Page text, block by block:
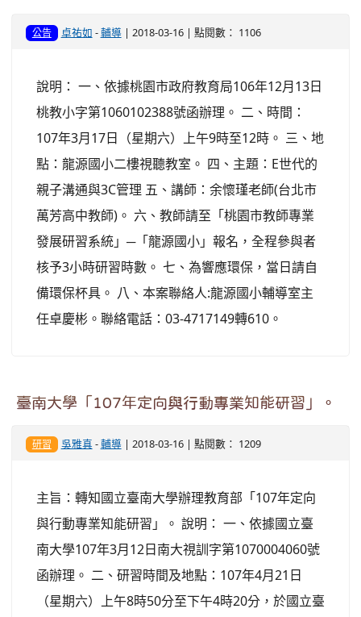
公告 卓祐如 -輔導| 2018-03-16 | 點閱數： 1106
說明： 一、依據桃園市政府教育局106年12月13日
桃教小字第1060102388號函辦理。 二、時間：
107年3月17日（星期六）上午9時至12時。 三、地
點：龍源國小二樓視聽教室。 四、主題：E世代的
親子溝通與3C管理 五、講師：余懷瑾老師(台北市
萬芳高中教師)。 六、教師請至「桃園市教師專業
發展研習系統」─「龍源國小」報名，全程參與者
核予3小時研習時數。 七、為響應環保，當日請自
備環保杯具。 八、本案聯絡人:龍源國小輔導室主
任卓慶彬。聯絡電話：03-4717149轉610。
臺南大學「107年定向與行動專業知能研習」。
研習 吳雅真 -輔導| 2018-03-16 | 點閱數： 1209
主旨：轉知國立臺南大學辦理教育部「107年定向
與行動專業知能研習」。 說明： 一、依據國立臺
南大學107年3月12日南大視訓字第1070004060號
函辦理。 二、研習時間及地點：107年4月21日
（星期六）上午8時50分至下午4時20分，於國立臺